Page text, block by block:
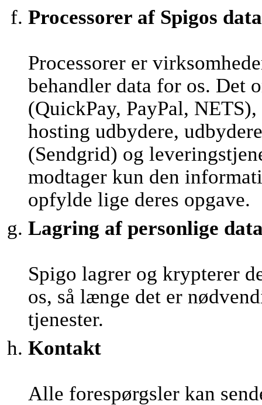
Processorer af Spigos data
Processorer er
behandler data for os. Det
(QuickPay, PayPal,
hosting udbydere,
(Sendgrid) og
modtager kun den
opfylde lige deres opgave.
Lagring af personlige
Spigo lagrer og krypterer
os, så længe det er
tjenester.
Kontakt
Alle forespørgsler kan